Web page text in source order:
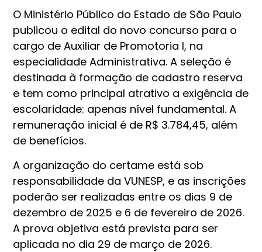
O Ministério Público do Estado de São Paulo
publicou o edital do novo concurso para o
cargo de Auxiliar de Promotoria I, na
especialidade Administrativa. A seleção é
destinada à formação de cadastro reserva
e tem como principal atrativo a exigência de
escolaridade: apenas nível fundamental. A
remuneração inicial é de R$ 3.784,45, além
de benefícios.
A organização do certame está sob
responsabilidade da VUNESP, e as inscrições
poderão ser realizadas entre os dias 9 de
dezembro de 2025 e 6 de fevereiro de 2026.
A prova objetiva está prevista para ser
aplicada no dia 29 de março de 2026.